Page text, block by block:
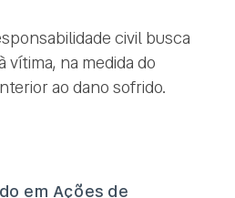
civil busca
vítima, na medida do
ao dano sofrido.
em Ações de